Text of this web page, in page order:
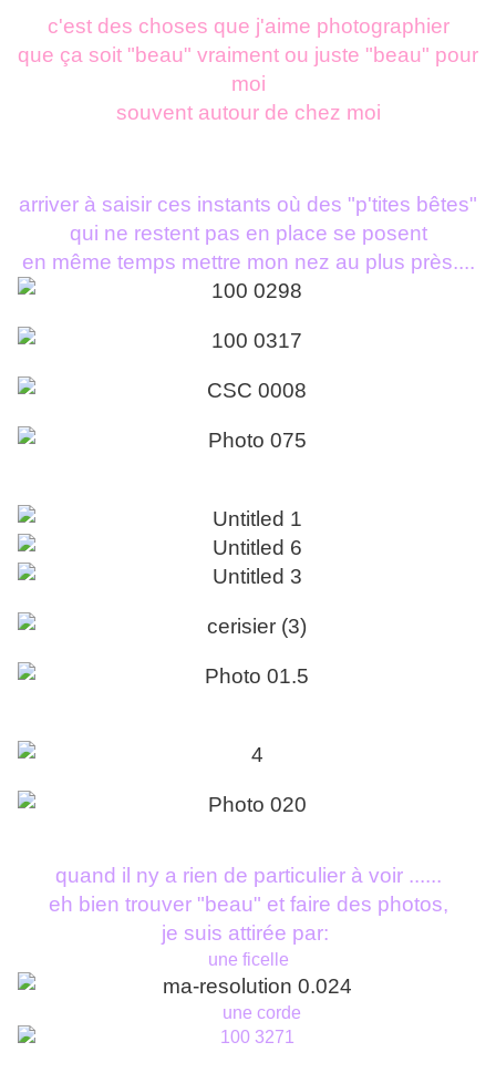
c'est des choses que j'aime photographier
que ça soit "beau" vraiment ou juste "beau" pour
moi
souvent autour de chez moi
arriver à saisir ces instants où des "p'tites bêtes"
qui ne restent pas en place se posent
en même temps mettre mon nez au plus près....
quand il ny a rien de particulier à voir ......
eh bien trouver "beau" et faire des photos,
je suis attirée par:
une ficelle
une corde